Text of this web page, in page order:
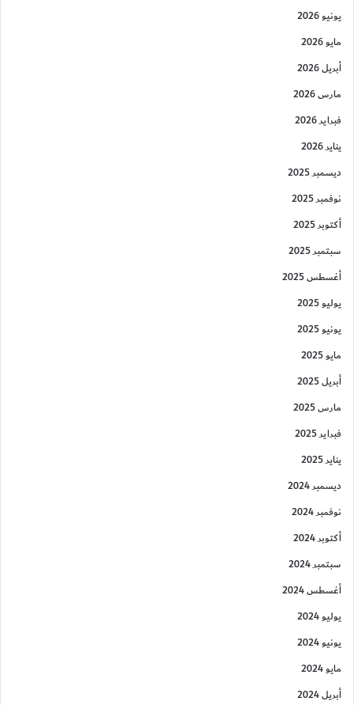
يونيو 2026
مايو 2026
أبريل 2026
مارس 2026
فبراير 2026
يناير 2026
ديسمبر 2025
نوفمبر 2025
أكتوبر 2025
سبتمبر 2025
أغسطس 2025
يوليو 2025
يونيو 2025
مايو 2025
أبريل 2025
مارس 2025
فبراير 2025
يناير 2025
ديسمبر 2024
نوفمبر 2024
أكتوبر 2024
سبتمبر 2024
أغسطس 2024
يوليو 2024
يونيو 2024
مايو 2024
أبريل 2024